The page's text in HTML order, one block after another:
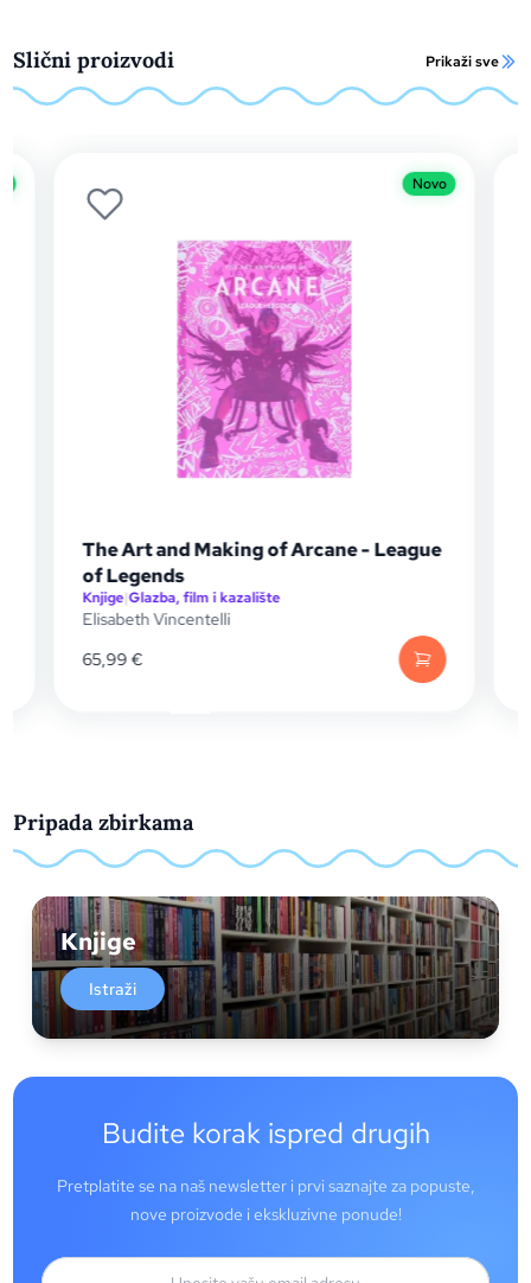
Slični proizvodi Prikaži sve
Novo
The Art and Making of Arcane - League
of Legends
Knjige|Glazba, film i kazalište
Elisabeth Vincentelli
65,99€
Pripada zbirkama
Knjige
Istraži
Budite korak ispred drugih
Pretplatite se na naš newsletter i prvi saznajte za popuste,
nove proizvode i ekskluzivne ponude!